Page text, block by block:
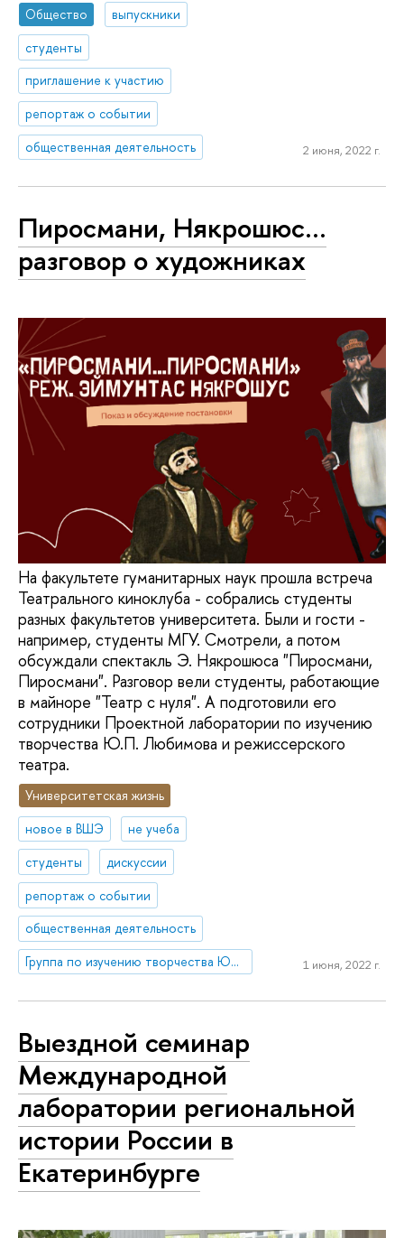
Общество
выпускники
студенты
приглашение к участию
репортаж о событии
общественная деятельность
2 июня, 2022 г.
Пиросмани, Някрошюс...
разговор о художниках
На факультете гуманитарных наук прошла встреча
Театрального киноклуба - собрались студенты
разных факультетов университета. Были и гости -
например, студенты МГУ. Смотрели, а потом
обсуждали спектакль Э. Някрошюса "Пиросмани,
Пиросмани". Разговор вели студенты, работающие
в майноре "Театр с нуля". А подготовили его
сотрудники Проектной лаборатории по изучению
творчества Ю.П. Любимова и режиссерского
театра.
Университетская жизнь
новое в ВШЭ
не учеба
студенты
дискуссии
репортаж о событии
общественная деятельность
Группа по изучению творчества Юрия Любимова и режиссерского театра XX-XXI вв.
1 июня, 2022 г.
Выездной семинар
Международной
лаборатории региональной
истории России в
Екатеринбурге